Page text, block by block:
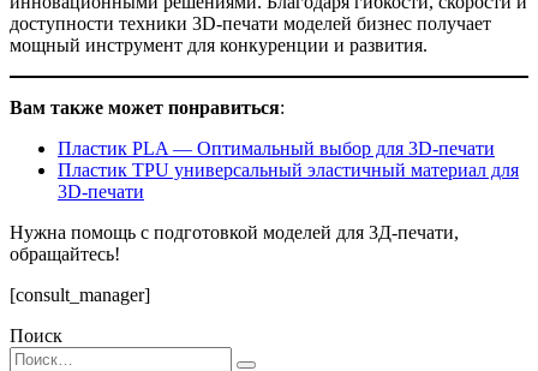
доступности техники 3D-печати моделей бизнес получает
мощный инструмент для конкуренции и развития.
Вам также может понравиться:
Пластик PLA — Оптимальный выбор для 3D-печати
Пластик TPU универсальный эластичный материал для
3D-печати
Нужна помощь с подготовкой моделей для 3Д-печати,
обращайтесь!
[consult_manager]
Поиск
Search